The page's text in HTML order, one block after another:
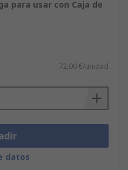
para usar con Caja de
72,00 €/unidad
datos